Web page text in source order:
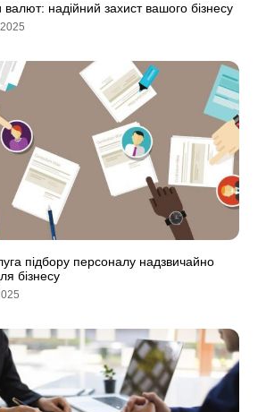
валют: надійний захист вашого бізнесу
підбору персоналу надзвичайно
бізнесу